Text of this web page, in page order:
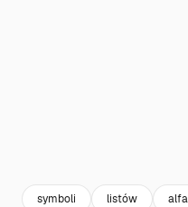
symboli listów